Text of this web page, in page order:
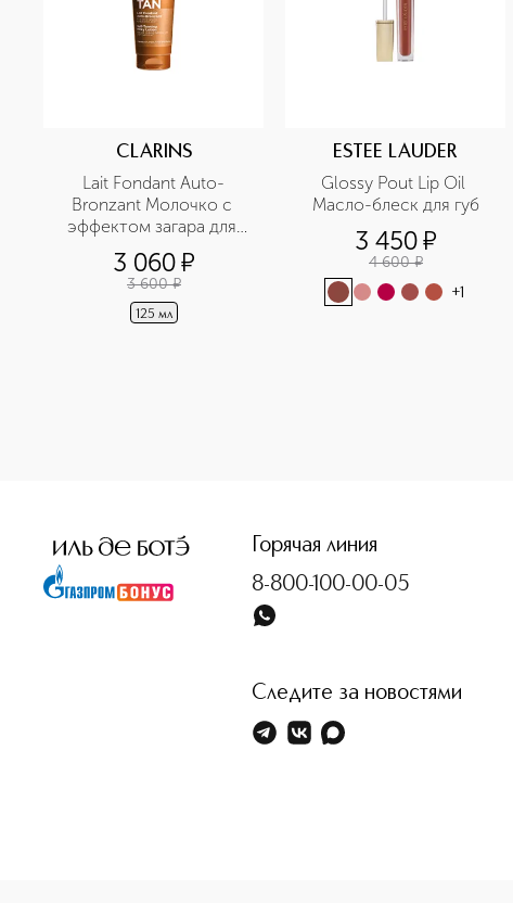
CLARINS
Lait Fondant Auto-
Bronzant Молочко с
эффектом загара для
3 060¤
3 600 ¤
125 мл
ESTEE LAUDER
Glossy Pout Lip Oil
Масло-блеск для губ
3 450¤
4 600 ¤
+1
Горячая линия
8-800-100-00-05
Следите за новостями